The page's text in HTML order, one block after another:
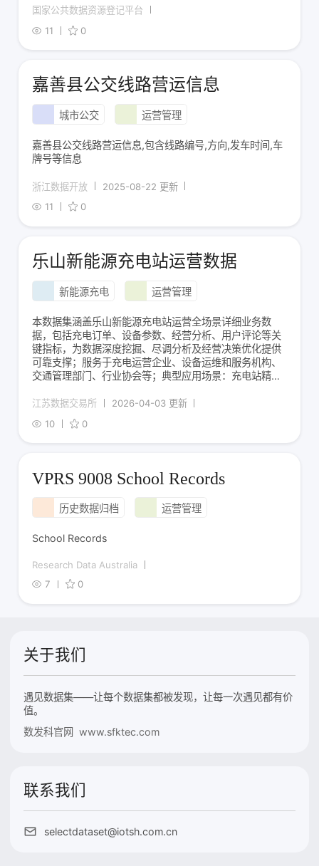
国家公共数据资源登记平台
11
0
嘉善县公交线路营运信息
城市公交 运营管理
嘉善县公交线路营运信息,包含线路编号,方向,发车时间,车
牌号等信息
浙江数据开放
2025-08-22 更新
11
0
乐山新能源充电站运营数据
新能源充电 运营管理
本数据集涵盖乐山新能源充电站运营全场景详细业务数
据，包括充电订单、设备参数、经营分析、用户评论等关
键指标，为数据深度挖掘、尽调分析及经营决策优化提供
可靠支撑；服务于充电运营企业、设备运维和服务机构、
交通管理部门、行业协会等；典型应用场景：充电站精细
服务提升等。
江苏数据交易所
2026-04-03 更新
10
0
VPRS 9008 School Records
历史数据归档 运营管理
School Records
Research Data Australia
7
0
关于我们
遇见数据集——让每个数据集都被发现，让每一次遇见都有价
值。
数发科官网 www.sfktec.com
联系我们
selectdataset@iotsh.com.cn